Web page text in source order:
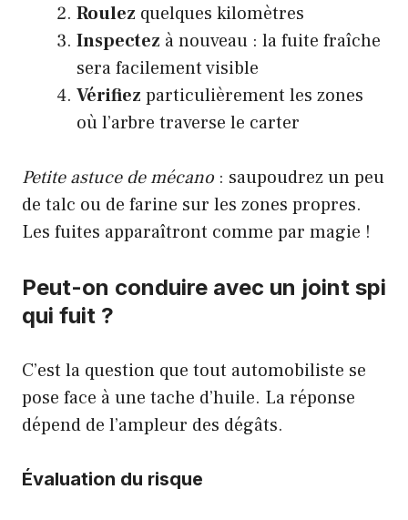
Roulez quelques kilomètres
Inspectez à nouveau : la fuite fraîche
sera facilement visible
Vérifiez particulièrement les zones
où l’arbre traverse le carter
Petite astuce de mécano : saupoudrez un peu
de talc ou de farine sur les zones propres.
Les fuites apparaîtront comme par magie !
Peut-on conduire avec un joint spi
qui fuit ?
C’est la question que tout automobiliste se
pose face à une tache d’huile. La réponse
dépend de l’ampleur des dégâts.
Évaluation du risque